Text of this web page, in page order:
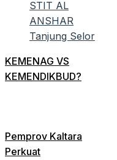
KEMENAG VS
KEMENDIKBUD?
Pemprov Kaltara
Perkuat